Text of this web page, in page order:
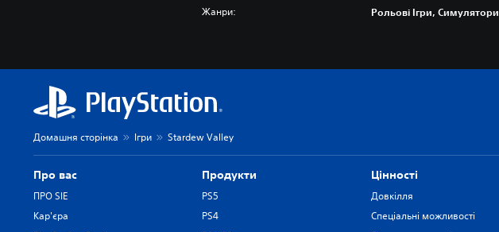
Жанри: Рольові Ігри, Симулятори
Домашня сторінка Ігри Stardew Valley
Про вас
ПРО SIE
Кар'єра
Продукти
PS5
PS4
Цiнностi
Довкілля
Спеціальні можливості